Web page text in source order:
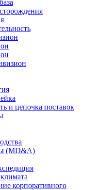
и цепочка поставок
(MD&A)
корпоративного